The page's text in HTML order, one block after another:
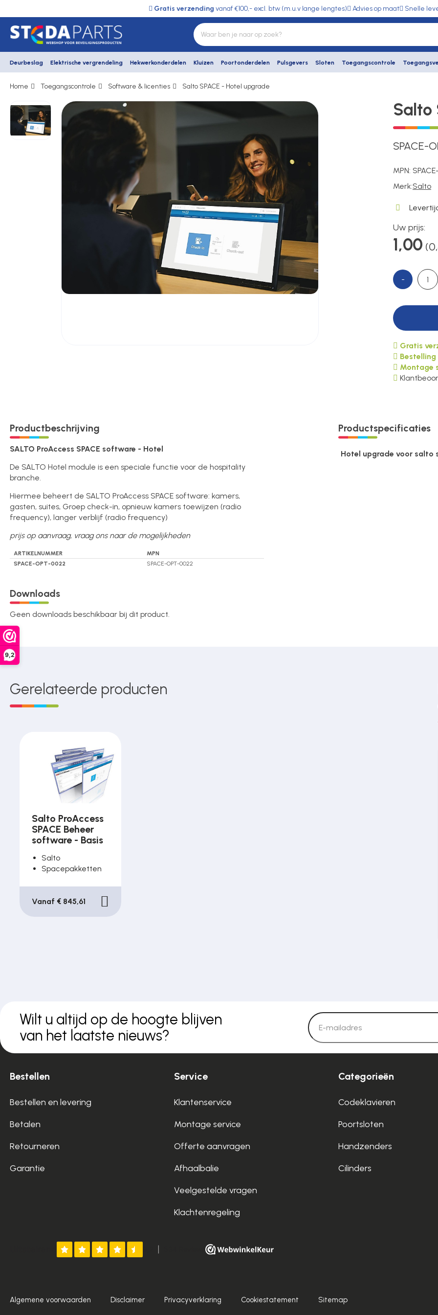
9,2
Gratis verzending vanaf €100,- excl. btw (m.u.v lange lengtes) Advies op maat Snelle
Deurbeslag Elektrische vergrendeling Hekwerkonderdelen Kluizen Poortonderdelen Pulsgevers Sloten Toegangscontrole
Deurbeslag
Elektrische vergrendeling
Over ons
Home Toegangscontrole Software & licenties Salto SPACE - Hotel upgrade
Salto
SPACE-
MPN:
Merk:Salto
Uw prijs:
1,00
-
Gratis
Montage
Productbeschrijving
SALTO ProAccess SPACE software - Hotel
De SALTO Hotel module is een speciale functie voor de hospitality
branche.
Hiermee beheert de SALTO ProAccess SPACE software: kamers,
gasten, suites, Groep check-in, opnieuw kamers toewijzen (radio
frequency), langer verblijf (radio frequency)
prijs op aanvraag, vraag ons naar de mogelijkheden
ARTIKELNUMMER
MPN
SPACE-OPT-0022
SPACE-OPT-0022
Productspecificaties
Hotel upgrade voor salto
Downloads
Geen downloads beschikbaar bij dit product.
Gerelateerde producten
Salto ProAccess
SPACE Beheer
software - Basis
Salto
Spacepakketten
Vanaf € 845,61
Wilt u altijd op de hoogte blijven
van het laatste nieuws?
Bestellen
Bestellen en levering
Betalen
Retourneren
Garantie
Service
Klantenservice
Montage service
Offerte aanvragen
Afhaalbalie
Veelgestelde vragen
Klachtenregeling
Categorieën
Codeklavieren
Poortsloten
Handzenders
Cilinders
Algemene voorwaarden Disclaimer Privacyverklaring Cookiestatement Sitemap